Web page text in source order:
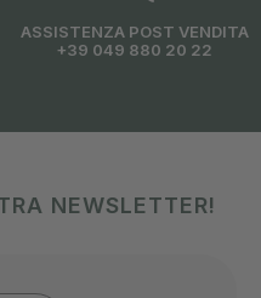
ASSISTENZA POST VENDITA
+39 049 880 20 22
NEWSLETTER!